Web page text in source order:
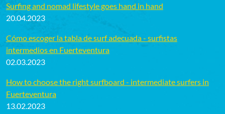
Surfing and nomad lifestyle goes hand in hand
20.04.2023
Cómo escoger la tabla de surf adecuada - surfistas
intermedios en Fuerteventura
02.03.2023
How to choose the right surfboard - intermediate surfers in
Fuerteventura
13.02.2023